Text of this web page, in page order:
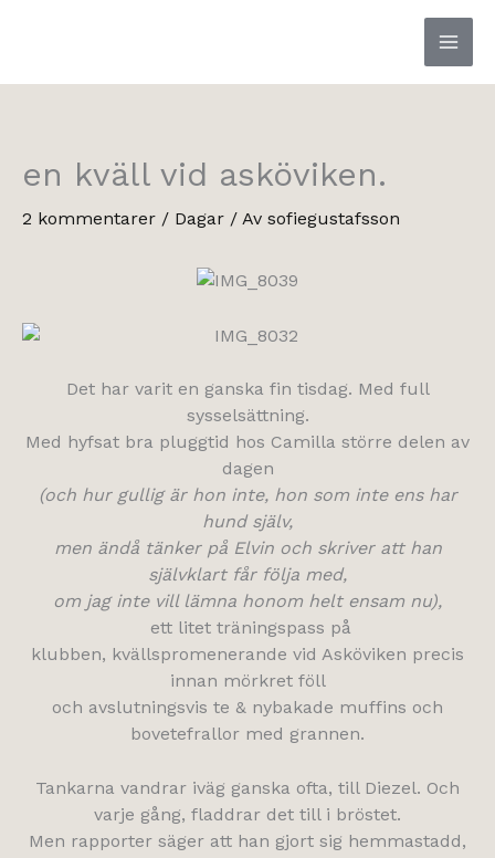
en kväll vid asköviken.
2 kommentarer / Dagar / Av sofiegustafsson
Det har varit en ganska fin tisdag. Med full
sysselsättning.
Med hyfsat bra pluggtid hos Camilla större delen av
dagen
(och hur gullig är hon inte, hon som inte ens har
hund själv,
men ändå tänker på Elvin och skriver att han
självklart får följa med,
om jag inte vill lämna honom helt ensam nu),
ett litet träningspass på
klubben, kvällspromenerande vid Asköviken precis
innan mörkret föll
och avslutningsvis te & nybakade muffins och
bovetefrallor med grannen.
Tankarna vandrar iväg ganska ofta, till Diezel. Och
varje gång, fladdrar det till i bröstet.
Men rapporter säger att han gjort sig hemmastadd,